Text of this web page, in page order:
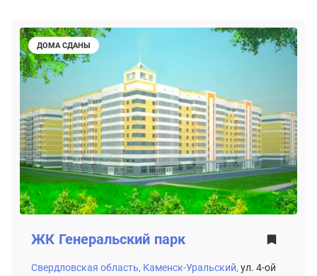
ДОМА СДАНЫ
ЖК Генеральский парк
Свердловская область, Каменск-Уральский, ул. 4-ой